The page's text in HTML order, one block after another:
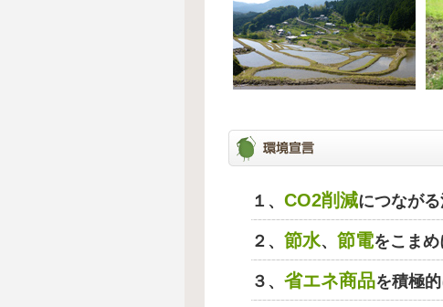
１、 CO2削減につなが
２、 節水、 節電をこまめ
３、 省エネ商品を積極